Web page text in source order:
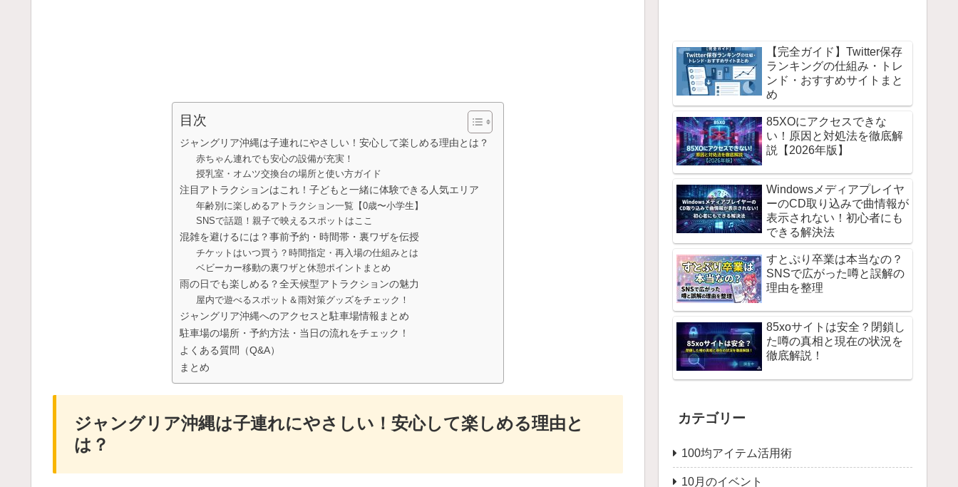
目次
ジャングリア沖縄は子連れにやさしい！安心して楽しめる理由とは？
赤ちゃん連れでも安心の設備が充実！
授乳室・オムツ交換台の場所と使い方ガイド
注目アトラクションはこれ！子どもと一緒に体験できる人気エリア
年齢別に楽しめるアトラクション一覧【0歳〜小学生】
SNSで話題！親子で映えるスポットはここ
混雑を避けるには？事前予約・時間帯・裏ワザを伝授
チケットはいつ買う？時間指定・再入場の仕組みとは
ベビーカー移動の裏ワザと休憩ポイントまとめ
雨の日でも楽しめる？全天候型アトラクションの魅力
屋内で遊べるスポット＆雨対策グッズをチェック！
ジャングリア沖縄へのアクセスと駐車場情報まとめ
駐車場の場所・予約方法・当日の流れをチェック！
よくある質問（Q&A）
まとめ
ジャングリア沖縄は子連れにやさしい！安心して楽しめる理由と
は？
【完全ガイド】Twitter保存
ランキングの仕組み・トレ
ンド・おすすめサイトまと
め
85XOにアクセスできな
い！原因と対処法を徹底解
説【2026年版】
Windowsメディアプレイヤ
ーのCD取り込みで曲情報が
表示されない！初心者にも
できる解決法
すとぷり卒業は本当なの？
SNSで広がった噂と誤解の
理由を整理
85xoサイトは安全？閉鎖し
た噂の真相と現在の状況を
徹底解説！
カテゴリー
100均アイテム活用術
10月のイベント